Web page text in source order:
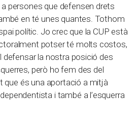
persones que defensen drets
en té unes quantes. Tothom
polític. Jo crec que la CUP està
potser té molts costos,
defensar la nostra posició des
però ho fem des del
que és una aportació a mitjà
i també a l’esquerra